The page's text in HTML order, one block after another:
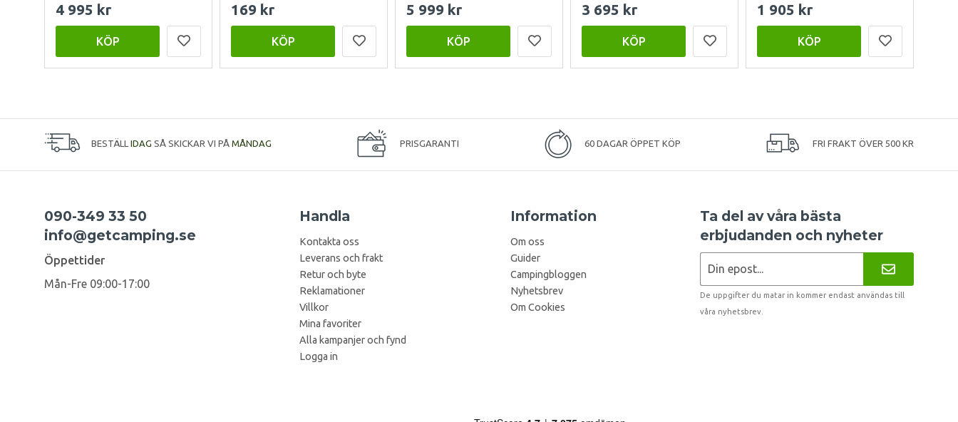
4 995 kr
KÖP
169 kr
KÖP
5 999 kr
KÖP
3 695 kr
KÖP
1 905 kr
KÖP
BESTÄLL IDAG SÅ SKICKAR VI PÅ MÅNDAG PRISGARANTI 60 DAGAR ÖPPET KÖP FRI FRAKT ÖVER 500 KR
090-349 33 50
info@getcamping.se
Öppettider
Mån-Fre 09:00-17:00
Handla
Kontakta oss
Leverans och frakt
Retur och byte
Reklamationer
Villkor
Mina favoriter
Alla kampanjer och fynd
Logga in
Information
Om oss
Guider
Campingbloggen
Nyhetsbrev
Om Cookies
Ta del av våra bästa
erbjudanden och nyheter
De uppgifter du matar in kommer endast användas till
våra nyhetsbrev.